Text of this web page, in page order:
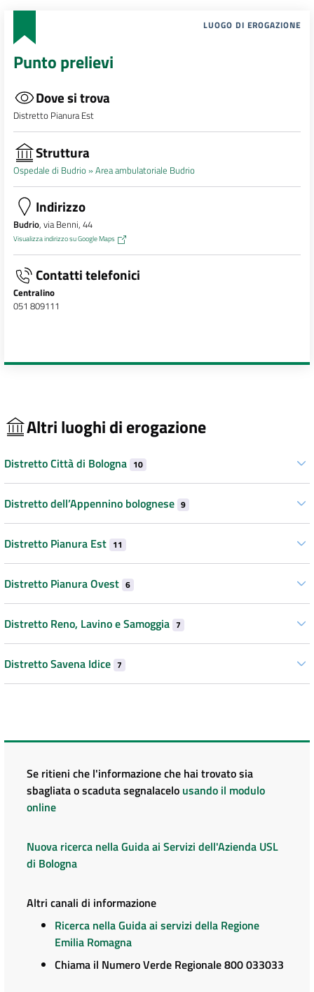
LUOGO DI EROGAZIONE
Punto prelievi
Dove si trova
Distretto Pianura Est
Struttura
Ospedale di Budrio »Area ambulatoriale Budrio
Indirizzo
Budrio, via Benni, 44
Visualizza indirizzo su Google Maps
Contatti telefonici
Centralino
051 809111
Altri luoghi di erogazione
Distretto Città di Bologna 10
Distretto dell’Appennino bolognese 9
Distretto Pianura Est 11
Distretto Pianura Ovest 6
Distretto Reno, Lavino e Samoggia 7
Distretto Savena Idice 7
Se ritieni che l'informazione che hai trovato sia
sbagliata o scaduta segnalacelo usando il modulo
online
Nuova ricerca nella Guida ai Servizi dell'Azienda USL
di Bologna
Altri canali di informazione
Ricerca nella Guida ai servizi della Regione
Emilia Romagna
Chiama il Numero Verde Regionale 800 033033